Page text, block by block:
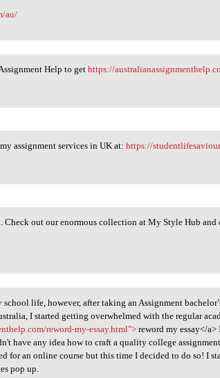
au/
Help to gethttps://
assignment services in UK at:https://
Check out our enormous collection at My Style Hub and
life, however, after taking an Assignment
I started getting overwhelmed with the regular
reword-my-essay.html">reword my essay</a>
have any idea how to craft a quality college
for an online course but this time I decided to do so! I
pop up.